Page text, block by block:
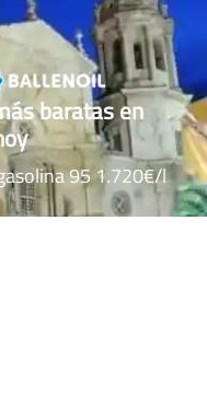
baratas en
95 1.720€/l